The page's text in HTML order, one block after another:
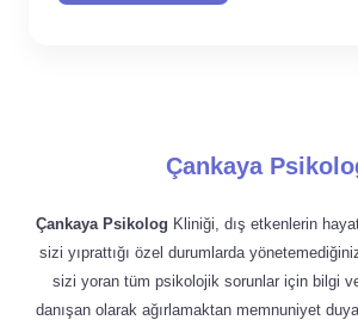
Çankaya
Çankaya Psikolog Kliniği, dış etkenlerin
sizi yıprattığı özel durumlarda
sizi yoran tüm psikolojik sorunlar için bilgi
danışan olarak ağırlamaktan memnuniyet